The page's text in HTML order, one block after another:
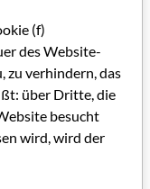
eineKOMPASS-
frühzeitig einen
finden Sie
(f)
des Website-
zu verhindern, das
über Dritte, die
besucht
wird, wird der